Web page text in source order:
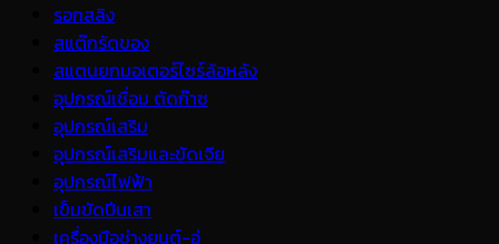
รอกสลิง
สแต๊กรัดของ
สแตนยกมอเตอร์ไซร์ล้อหลัง
อุปกรณ์เชื่อม ตัดก๊าซ
อุปกรณ์เสริม
อุปกรณ์เสริมและขัดเจีย
อุปกรณ์ไฟฟ้า
เข็มขัดปีนเสา
เครื่องมือช่างยนต์-อู่